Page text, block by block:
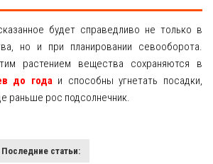
будет справедливо не только в
но и при планировании севооборота.
растением вещества сохраняются в
до годаи способны угнетать посадки,
раньше рос подсолнечник.
Последние статьи: